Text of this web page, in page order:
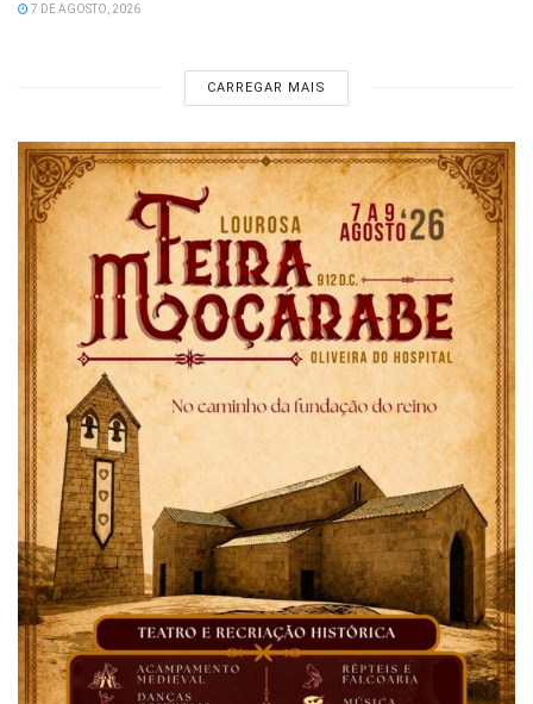
7 DE AGOSTO, 2026
CARREGAR MAIS